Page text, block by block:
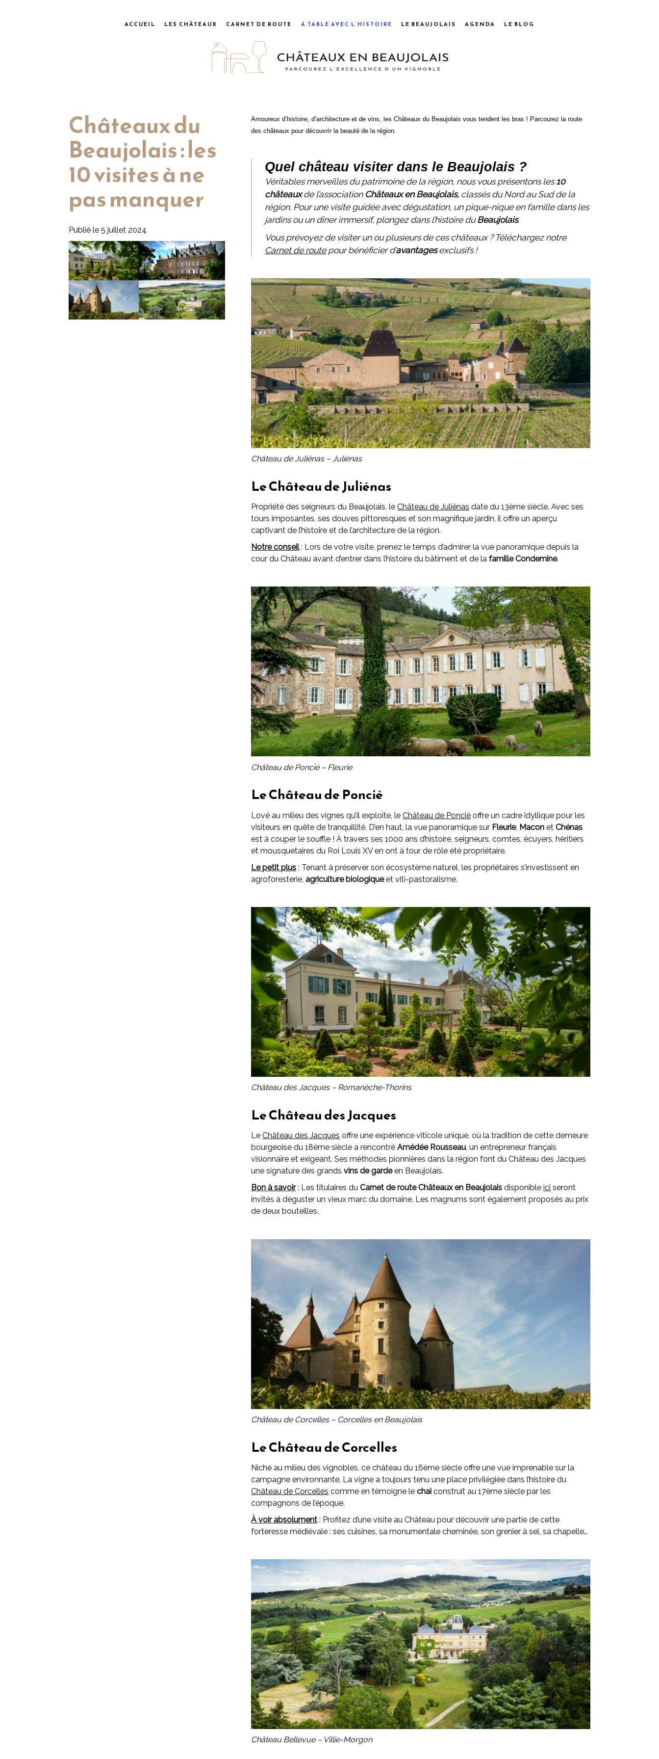
ACCUEIL LES CHÂTEAUX CARNET DE ROUTE À TABLE AVEC L’HISTOIRE LE BEAUJOLAIS AGENDA LE BLOG
Châteaux du
Beaujolais : les
10 visites à ne
pas manquer
Publié le 5 juillet 2024
Amoureux d’histoire, d’architecture et de vins, les Châteaux du Beaujolais vous tendent les bras ! Parcourez la route
des châteaux pour découvrir la beauté de la région.
Quel château visiter dans le Beaujolais ?
Véritables merveilles du patrimoine de la région, nous vous présentons les10
châteauxde l’association Châteaux en Beaujolais, classés du Nord au Sud de la
région. Pour une visite guidée avec dégustation, un pique-nique en famille dans les
jardins ou un dîner immersif, plongez dans l’histoire duBeaujolais.
Vous prévoyez de visiter un ou plusieurs de ces châteaux ? Téléchargez notre
Carnet de routepour bénéficier d’avantagesexclusifs !
Château de Juliénas – Juliénas
Le Château de Juliénas
Propriété des seigneurs du Beaujolais, leChâteau de Juliénas date du 13ème siècle. Avec ses
tours imposantes, ses douves pittoresques et son magnifique jardin, il offre un aperçu
captivant de l’histoire et de l’architecture de la région.
Notre conseil: Lors de votre visite, prenez le temps d’admirer la vue panoramique depuis la
cour du Château avant d’entrer dans l’histoire du bâtiment et de lafamille Condemine.
Château de Poncié – Fleurie
Le Château de Poncié
Lové au milieu des vignes qu’il exploite, leChâteau de Poncié offre un cadre idyllique pour les
visiteurs en quête de tranquillité. D’en haut, la vue panoramique sur Fleurie, MaconetChénas
est à couper le souffle ! À travers ses 1000 ans d’histoire, seigneurs, comtes, écuyers, héritiers
et mousquetaires du Roi Louis XV en ont à tour de rôle été propriétaire.
Le petit plus : Tenant à préserver son écosystème naturel, les propriétaires s’investissent en
agroforesterie,agriculture biologiqueet viti-pastoralisme.
Château des Jacques – Romanèche-Thorins
Le Château des Jacques
LeChâteau des Jacques offre une expérience viticole unique, où la tradition de cette demeure
bourgeoise du 18ème siècle a rencontréAmédée Rousseau, un entrepreneur français
visionnaire et exigeant. Ses méthodes pionnières dans la région font du Château des Jacques
une signature des grands vins de gardeen Beaujolais.
Bon à savoir: Les titulaires duCarnet de route Châteaux en Beaujolais disponibleici seront
invités à déguster un vieux marc du domaine. Les magnums sont également proposés au prix
de deux bouteilles.
Château de Corcelles – Corcelles en Beaujolais
Le Château de Corcelles
Niché au milieu des vignobles, ce château du 16ème siècle offre une vue imprenable sur la
campagne environnante. La vigne a toujours tenu une place privilégiée dans l’histoire du
Château de Corcelles comme en témoigne lechaiconstruit au 17ème siècle par les
compagnons de l’époque.
À voir absolument : Profitez d’une visite au Château pour découvrir une partie de cette
forteresse médiévale : ses cuisines, sa monumentale cheminée, son grenier à sel, sa chapelle…
Château Bellevue – Villie-Morgon